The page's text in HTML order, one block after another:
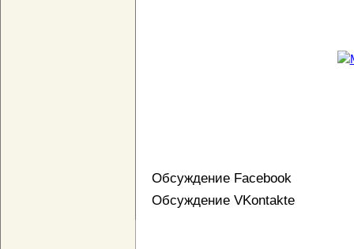
Обсуждение Facebook
Обсуждение VKontakte